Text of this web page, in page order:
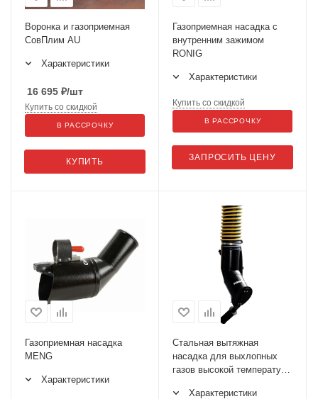
Воронка и газоприемная
СовПлим AU
Характеристики
16 695 ₽/шт
КУПИТЬ
Купить со скидкой
В РАССРОЧКУ
Газоприемная насадка с
внутренним зажимом
RONIG
Характеристики
ЗАПРОСИТЬ ЦЕНУ
Купить со скидкой
В РАССРОЧКУ
Газоприемная насадка
MENG
Характеристики
Стальная вытяжная
насадка для выхлопных
газов высокой температуры
Характеристики